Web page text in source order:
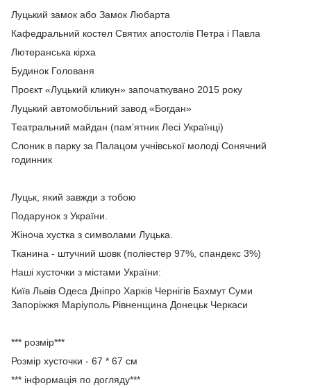
Луцький замок або Замок Любарта
Кафедральний костел Святих апостолів Петра і Павла
Лютеранська кірха
Будинок Голованя
Проєкт «Луцький кликун» започаткувано 2015 року
Луцький автомобільний завод «Богдан»
Театральний майдан (памʼятник Лесі Українці)
Cлоник в парку за Палацом учнівської молоді Сонячний
годинник
Луцьк, який завжди з тобою
Подарунок з України.
Жіноча хустка з символами Луцька.
Тканина - штучний шовк (поліестер 97%, спандекс 3%)
Наші хусточки з містами України:
Київ Львів Одеса Дніпро Харків Чернігів Бахмут Суми
Запоріжжя Маріуполь Рівненщина Донецьк Черкаси
*** розмір***
Розмір хусточки - 67 * 67 см
*** інформація по догляду***